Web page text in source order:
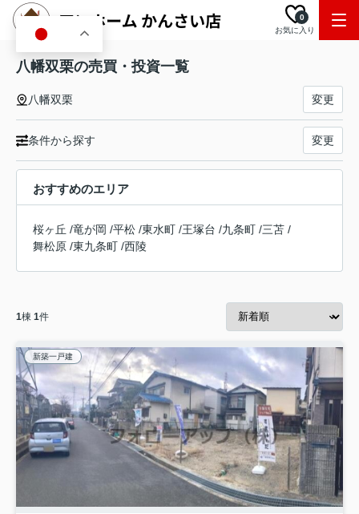
お気に入り
0
八幡双栗の売買・投資一覧
八幡双栗 変更
条件から探す 変更
おすすめのエリア
桜ヶ丘 /竜が岡 /平松 /東水町 /王塚台 /九条町 /三苫 /
舞松原 /東九条町 /西陵
1棟 1件
新築一戸建